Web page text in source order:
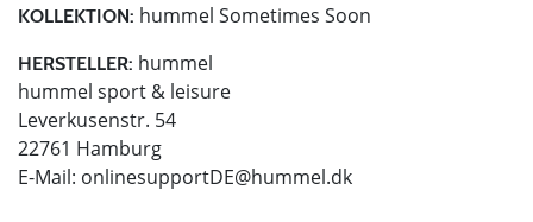
KOLLEKTION: hummel Sometimes Soon
HERSTELLER: hummel
hummel sport & leisure
Leverkusenstr. 54
22761 Hamburg
E-Mail: onlinesupportDE@hummel.dk